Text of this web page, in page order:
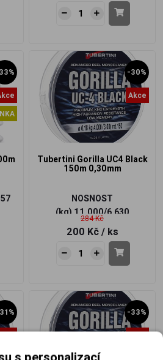
-30%
Akce
Tubertini Gorilla UC4 Black
150m 0,30mm
NOSNOST
(kg) 11,000/6,630
284 Kč
200 Kč / ks
-33%
s personalizací